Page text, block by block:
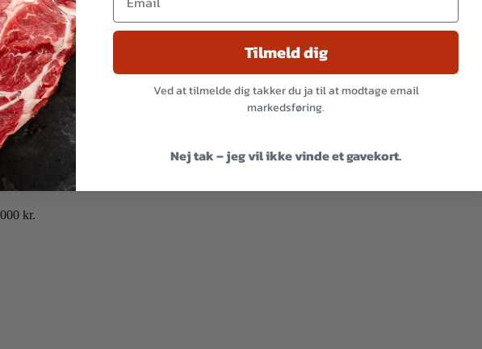
pris er: 149,00 kr..
kr.
Tilmeld dig
Ved at tilmelde dig takker du ja til at modtage email
markedsføring.
Nej tak – jeg vil ikke vinde et gavekort.